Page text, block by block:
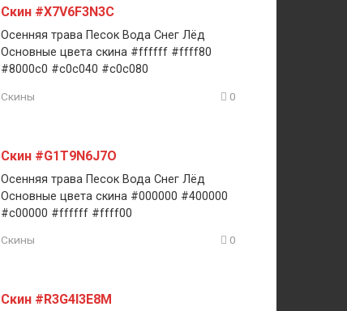
Скин #X7V6F3N3C
Осенняя трава Песок Вода Снег Лёд
Основные цвета скина #ffffff #ffff80
#8000c0 #c0c040 #c0c080
Скины 0
Скин #G1T9N6J7O
Осенняя трава Песок Вода Снег Лёд
Основные цвета скина #000000 #400000
#c00000 #ffffff #ffff00
Скины 0
Скин #R3G4I3E8M